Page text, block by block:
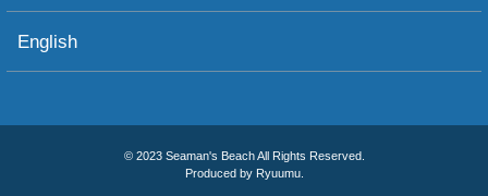
English
© 2023 Seaman's Beach All Rights Reserved.
Produced by Ryuumu.